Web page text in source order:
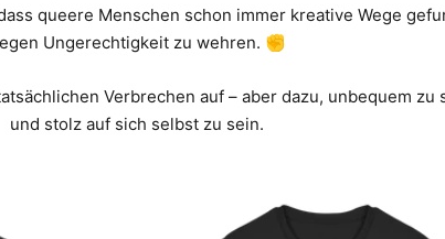
queere Menschen schon immer kreative Wege
Ungerechtigkeit zu wehren. ✊
Verbrechen auf – aber dazu, unbequem zu
und stolz auf sich selbst zu sein.